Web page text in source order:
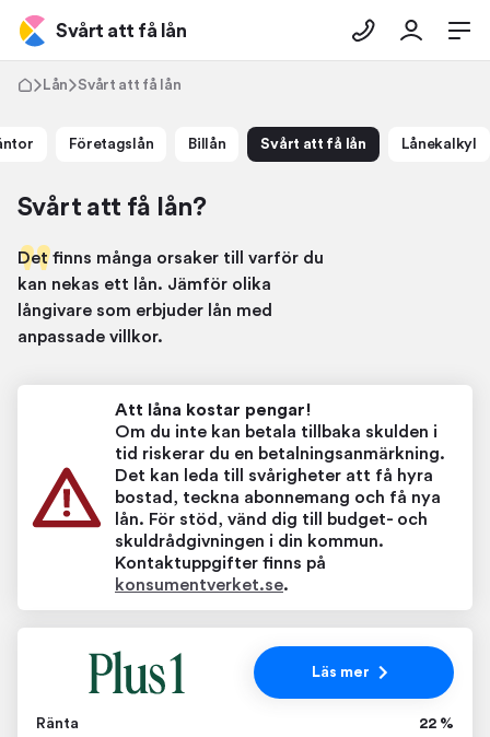
Svårt att få lån
Lån Svårt att få lån
Företagslån Billån Svårt att få lån Lånekalkyl
Svårt att få lån?
Det finns många orsaker till varför du
kan nekas ett lån. Jämför olika
långivare som erbjuder lån med
anpassade villkor.
Att låna kostar pengar!
Om du inte kan betala tillbaka skulden i
tid riskerar du en betalningsanmärkning.
Det kan leda till svårigheter att få hyra
bostad, teckna abonnemang och få nya
lån. För stöd, vänd dig till budget- och
skuldrådgivningen i din kommun.
Kontaktuppgifter finns på
konsumentverket.se.
Ränta 22 %
Läs mer